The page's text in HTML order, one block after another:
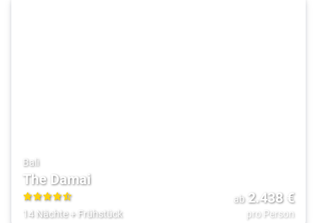
Bali
The Damai
4.5
14 Nächte+ Frühstück
ab 2.438€
pro Person